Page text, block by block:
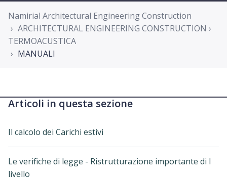
Namirial Architectural Engineering Construction
ARCHITECTURAL ENGINEERING CONSTRUCTION ›
TERMOACUSTICA
MANUALI
Articoli in questa sezione
Il calcolo dei Carichi estivi
Le verifiche di legge - Ristrutturazione importante di I
livello